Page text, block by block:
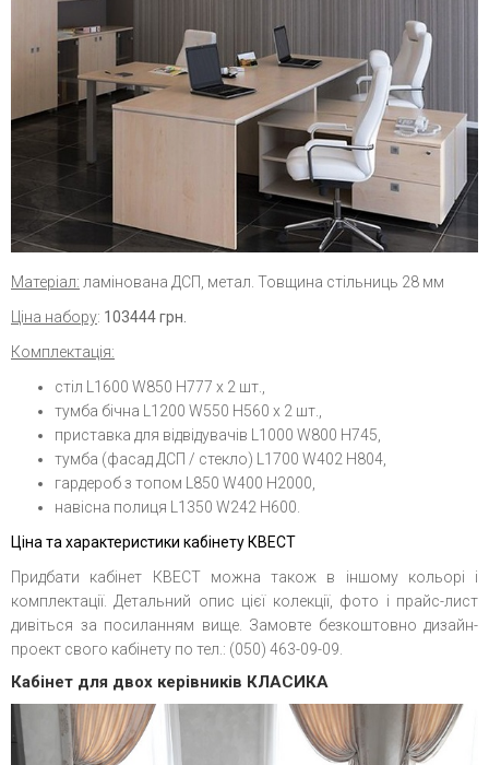
Матеріал: ламінована ДСП, метал. Товщина стільниць 28 мм
Ціна набору: 103444грн.
Комплектація:
стіл L1600 W850 H777 х 2 шт.,
тумба бічна L1200 W550 H560 х 2 шт.,
приставка для відвідувачів L1000 W800 H745,
тумба (фасад ДСП / стекло) L1700 W402 H804,
гардероб з топом L850 W400 H2000,
навісна полиця L1350 W242 H600.
Ціна та характеристики кабінету КВЕСТ
Придбати кабінет КВЕСТ можна також в іншому кольорі і
комплектації. Детальний опис цієї колекції, фото і прайс-лист
дивіться за посиланням вище. Замовте безкоштовно дизайн-
проект свого кабінету по тел.: (050) 463-09-09.
Кабінет для двох керівників КЛАСИКА